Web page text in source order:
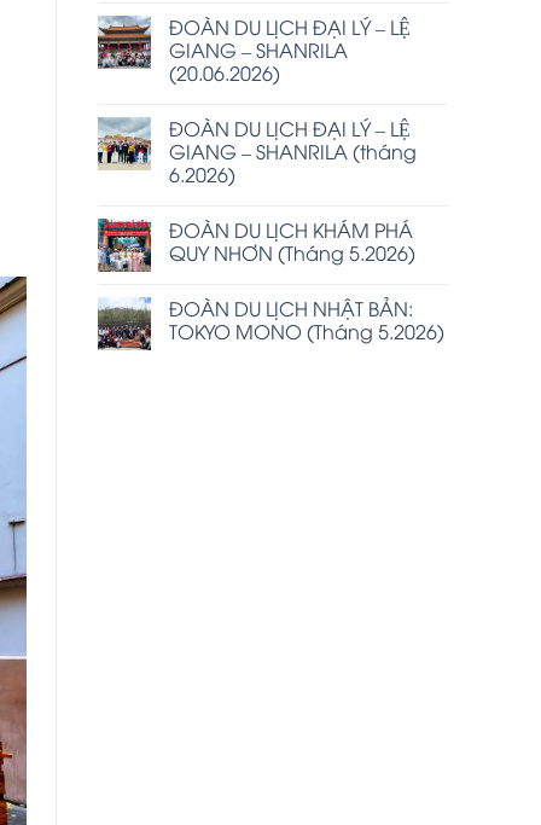
ĐOÀN DU LỊCH ĐẠI LÝ – LỆ
GIANG – SHANRILA
(20.06.2026)
ĐOÀN DU LỊCH ĐẠI LÝ – LỆ
GIANG – SHANRILA (tháng
6.2026)
ĐOÀN DU LỊCH KHÁM PHÁ
QUY NHƠN (Tháng 5.2026)
ĐOÀN DU LỊCH NHẬT BẢN:
TOKYO MONO (Tháng 5.2026)